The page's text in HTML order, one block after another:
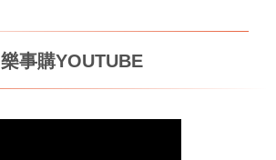
樂事購YOUTUBE